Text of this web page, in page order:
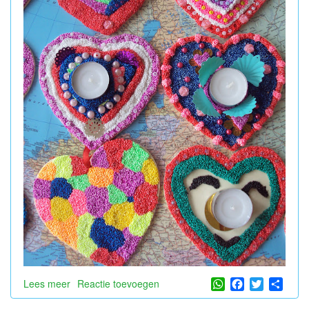
Lees meer over
Moederdag
Reactie toevoegen WhatsApp
Facebook
Twitter